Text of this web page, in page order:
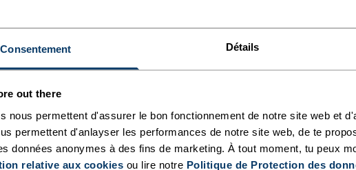
Consentement Détails
out there
nous permettent d'assurer le bon fonctionnement de notre site web et
permettent d'anlayser les performances de notre site web, de te
données anonymes à des fins de marketing. À tout moment, tu peux
relative aux cookies ou lire notre Politique de Protection des
Rembourrage amovible
confort et maintien.